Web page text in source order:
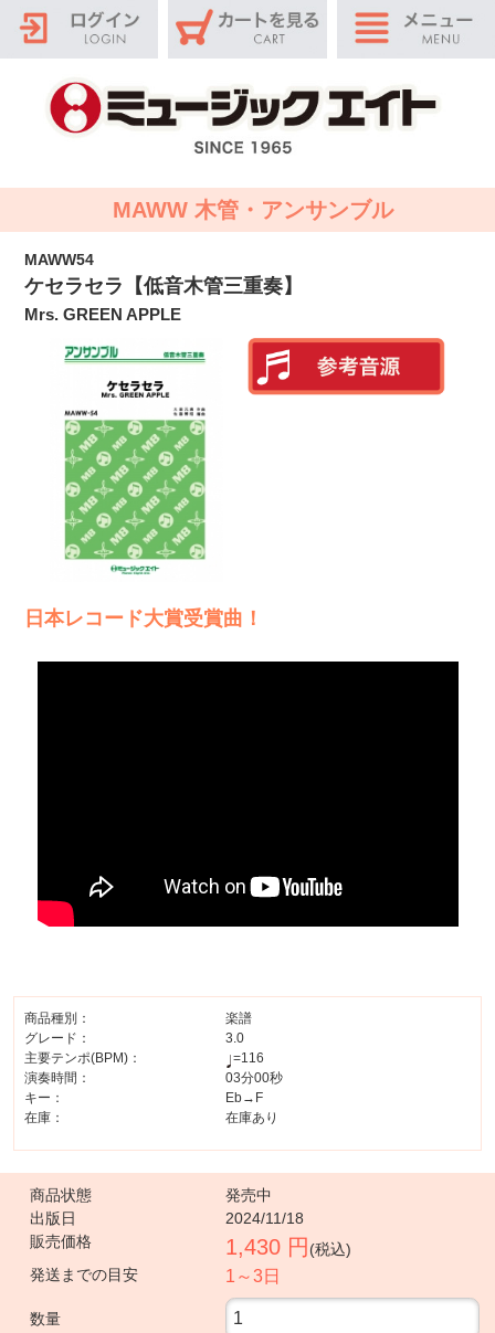
MAWW 木管・アンサンブル
MAWW54
ケセラセラ【低音木管三重奏】
Mrs. GREEN APPLE
日本レコード大賞受賞曲！
商品種別：
楽譜
グレード：
3.0
主要テンポ(BPM)：
=116
演奏時間：
03分00秒
キー：
Eb→F
在庫：
在庫あり
商品状態
発売中
出版日
2024/11/18
販売価格
1,430 円 (税込)
発送までの目安
1～3日
数量